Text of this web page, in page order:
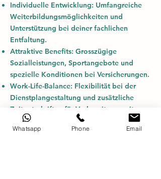
Individuelle Entwicklung: Umfangreiche
Weiterbildungsmöglichkeiten und
Unterstützung bei deiner fachlichen
Entfaltung.
Attraktive Benefits: Grosszügige
Sozialleistungen, Sportangebote und
spezielle Konditionen bei Versicherungen.
Work-Life-Balance: Flexibilität bei der
Dienstplangestaltung und zusätzliche
Zeitgutschriften für Vorbereitungszeiten
(Umkleidezeit).
Exklusiver Standort:Ein attraktiver
Whatsapp Phone Email